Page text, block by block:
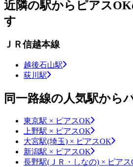
近隣の駅からピアス
す
ＪＲ信越本線
越後石山駅
荻川駅
同一路線の人気駅から
東京駅 × ピアスOK
上野駅 × ピアスOK
大宮駅(埼玉) × ピアスOK
新潟駅 × ピアスOK
長野駅(ＪＲ・しなの) × ピアス